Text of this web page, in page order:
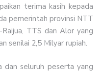
terima kasih kepada
pemerintah provinsi NTT
TTS dan Alor yang
senilai 2,5 Milyar rupiah.
dan seluruh peserta yang